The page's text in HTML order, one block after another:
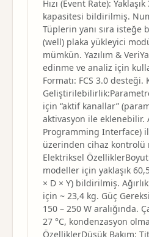
Hızı (Event Rate):
kapasitesi bildirilmiş.
Tüplerin yanı sıra isteğe
(well) plaka yükleyici
mümkün. Yazılım &
edinme ve analiz için
Formatı: FCS 3.0 desteği.
için “aktif kanallar”
aktivasyon ile eklenebilir.
Programming Interface)
üzerinden cihaz kontrolü
Elektriksel
modeller için yaklaşık
× D × Y) bildirilmiş.
için ~ 23,4 kg. Güç
150 – 250 W aralığında.
27 °C, kondenzasyon
ÖzelliklerDüşük Bakım: